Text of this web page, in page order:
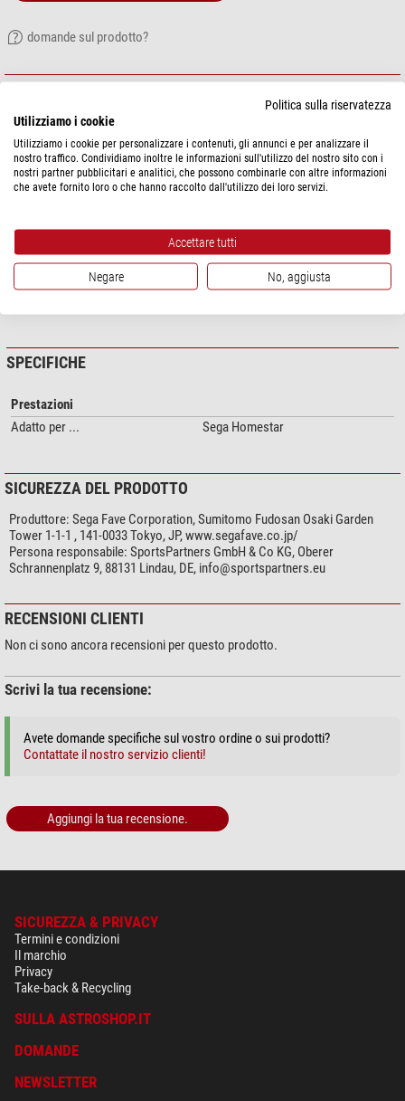
domande sul prodotto?
Disco di proiezione per
Original. Aumentate le possibilità del vostro planetario! Il disco ha una
fattura estremamente pregiata ed è specifico perHomestar Pro.
Il disco mostra il cielo sopra La Silla, nelle Ande cilene, a 2.400 metri di
osservatori. Il colore rosso sulla diapositiva è causato dal cosiddetto
airglow, un bagliore dello strato superiore dell'atmosfera dovuto
all'eccitazione causata dalle radiazioni cosmiche.
disco che mostra un primo piano, ad esempio degli alberi. Quando il motore
è acceso, solo il disco principale ruota, mentre il primo piano rimane fermo.
La prima immagine del prodotto mostra il disco con il motivo principale, la
primo piano.
SPECIFICHE
Prestazioni
Adatto per ...
Sega Homestar
SICUREZZA DEL PRODOTTO
Produttore: Sega Fave Corporation, Sumitomo Fudosan Osaki Garden
Tower 1-1-1 , 141-0033 Tokyo, JP, www.segafave.co.jp/
Persona responsabile: SportsPartners GmbH & Co KG, Oberer
Schrannenplatz 9, 88131 Lindau, DE, info@sportspartners.eu
RECENSIONI CLIENTI
Non ci sono ancora recensioni per questo prodotto.
Scrivi la tua recensione:
Avete domande specifiche sul vostro ordine o sui prodotti?
Contattate il nostro servizio clienti!
Aggiungi la tua recensione.
SICUREZZA & PRIVACY
Termini e condizioni
Il marchio
Privacy
Take-back & Recycling
SULLA ASTROSHOP.IT
DOMANDE
NEWSLETTER
Politica sulla riservatezza
Utilizziamo i cookie
Utilizziamo i cookie per personalizzare i contenuti, gli annunci e per analizzare il
nostro traffico. Condividiamo inoltre le informazioni sull'utilizzo del nostro sito con i
nostri partner pubblicitari e analitici, che possono combinarle con altre informazioni
che avete fornito loro o che hanno raccolto dall'utilizzo dei loro servizi.
Accettare tutti
Negare No, aggiusta